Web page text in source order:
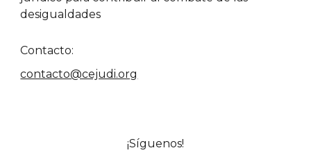
desigualdades
Contacto:
contacto@cejudi.org
¡Síguenos!